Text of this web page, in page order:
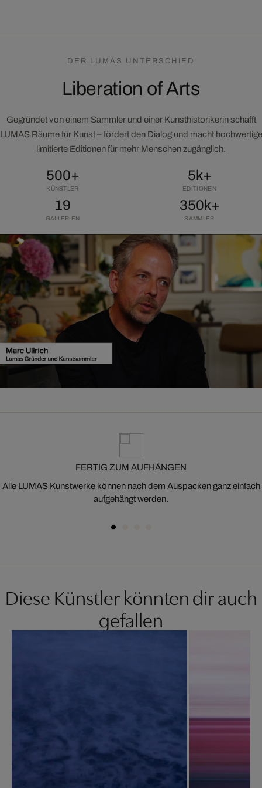
DER LUMAS UNTERSCHIED
Liberation of Arts
Gegründet von einem Sammler und einer Kunsthistorikerin schafft
LUMAS Räume für Kunst – fördert den Dialog und macht hochwertige
limitierte Editionen für mehr Menschen zugänglich.
500+
KÜNSTLER
5k+
EDITIONEN
19
GALLERIEN
350k+
SAMMLER
FERTIG ZUM AUFHÄNGEN
Alle LUMAS Kunstwerke können nach dem Auspacken ganz einfach
aufgehängt werden.
Diese Künstler könnten dir auch
gefallen